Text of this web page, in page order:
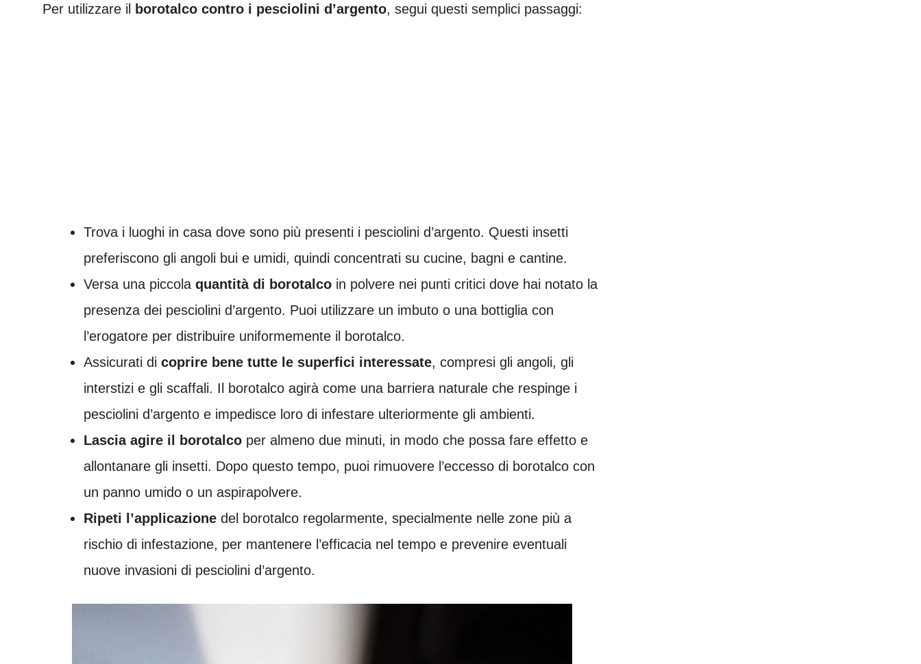
Per utilizzare il borotalco contro i pesciolini d’argento, segui questi semplici passaggi:
Trova i luoghi in casa dove sono più presenti i pesciolini d’argento. Questi insetti
preferiscono gli angoli bui e umidi, quindi concentrati su cucine, bagni e cantine.
Versa una piccola quantità di borotalco in polvere nei punti critici dove hai notato la
presenza dei pesciolini d’argento. Puoi utilizzare un imbuto o una bottiglia con
l’erogatore per distribuire uniformemente il borotalco.
Assicurati di coprire bene tutte le superfici interessate, compresi gli angoli, gli
interstizi e gli scaffali. Il borotalco agirà come una barriera naturale che respinge i
pesciolini d’argento e impedisce loro di infestare ulteriormente gli ambienti.
Lascia agire il borotalco per almeno due minuti, in modo che possa fare effetto e
allontanare gli insetti. Dopo questo tempo, puoi rimuovere l’eccesso di borotalco con
un panno umido o un aspirapolvere.
Ripeti l’applicazione del borotalco regolarmente, specialmente nelle zone più a
rischio di infestazione, per mantenere l’efficacia nel tempo e prevenire eventuali
nuove invasioni di pesciolini d’argento.